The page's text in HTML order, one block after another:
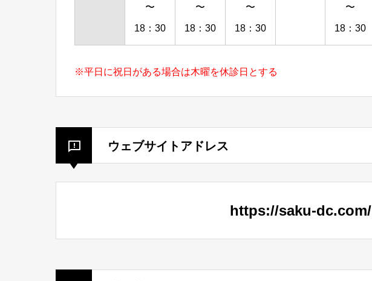
〜
18：30
〜
18：30
〜
18：30
〜
18：30
※平日に祝日がある場合は木曜を休診日とする
ウェブサイトアドレス
https://saku-dc.com/